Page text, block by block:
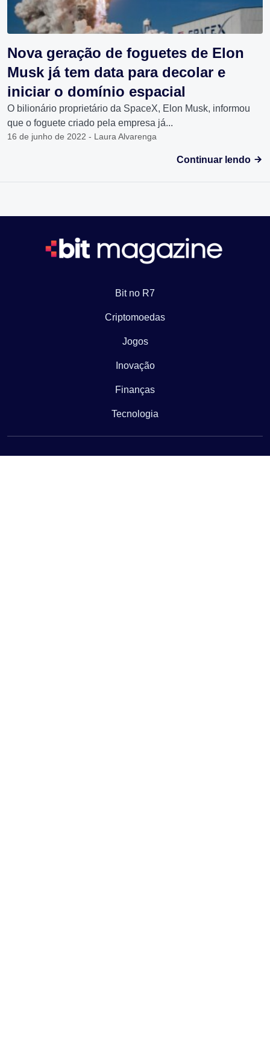
Nova geração de foguetes de Elon
Musk já tem data para decolar e
iniciar o domínio espacial
O bilionário proprietário da SpaceX, Elon Musk, informou
que o foguete criado pela empresa já...
16 de junho de 2022 - Laura Alvarenga
Continuar lendo
Bit no R7
Criptomoedas
Jogos
Inovação
Finanças
Tecnologia